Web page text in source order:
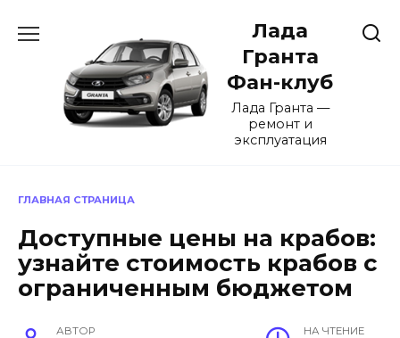
содержанию
Лада
Гранта
Фан-клуб
Лада Гранта —
ремонт и
эксплуатация
ГЛАВНАЯ СТРАНИЦА
Доступные цены на крабов:
узнайте стоимость крабов с
ограниченным бюджетом
АВТОР НА ЧТЕНИЕ